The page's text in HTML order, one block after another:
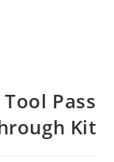
Pass
Kit